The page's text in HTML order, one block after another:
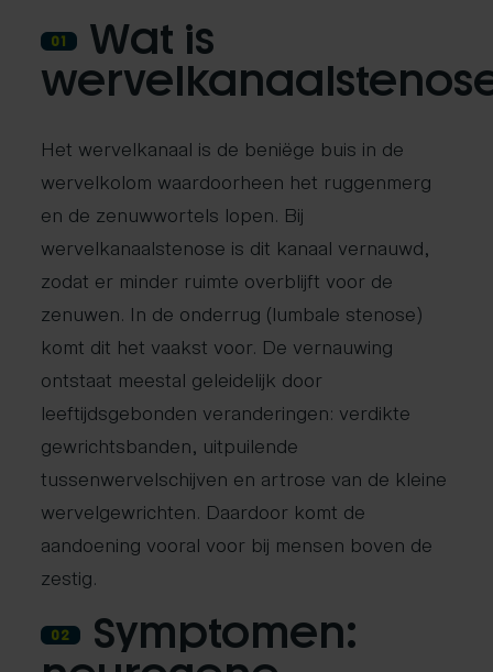
01
Wat is
Het wervelkanaal is de beniëge buis in de
wervelkolom waardoorheen het ruggenmerg
en de zenuwwortels lopen. Bij
wervelkanaalstenose is dit kanaal vernauwd,
zodat er minder ruimte overblijft voor de
zenuwen. In de onderrug (lumbale stenose)
komt dit het vaakst voor. De vernauwing
ontstaat meestal geleidelijk door
leeftijdsgebonden veranderingen: verdikte
gewrichtsbanden, uitpuilende
tussenwervelschijven en artrose van de kleine
wervelgewrichten. Daardoor komt de
aandoening vooral voor bij mensen boven de
zestig.
02
Symptomen: